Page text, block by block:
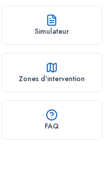
Simulateur
Zones d'intervention
FAQ